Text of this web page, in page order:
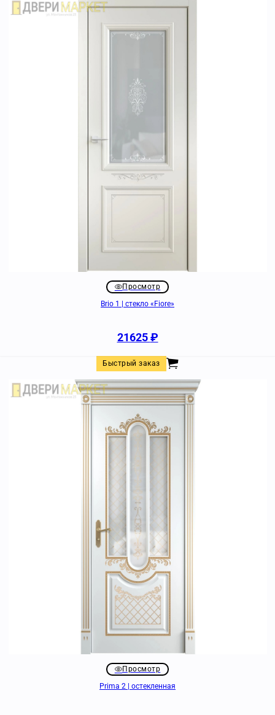
Просмотр
Brio 1 | стекло «Fiore»
21625₽
Быстрый заказ
Просмотр
Prima 2 | остекленная